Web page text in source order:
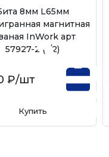
8мм L65мм
магнитная
InWork арт.
57927-2 (1/2)
₽/шт
Купить